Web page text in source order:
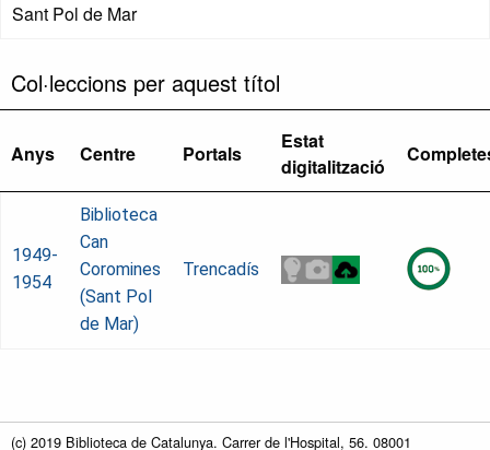
Sant Pol de Mar
Col·leccions per aquest títol
Anys Centre Portals
Estat
digitalització
1949-
1954
Biblioteca
Can
Coromines
(Sant Pol
de Mar)
Trencadís
(c) 2019 Biblioteca de Catalunya. Carrer de l'Hospital, 56. 08001